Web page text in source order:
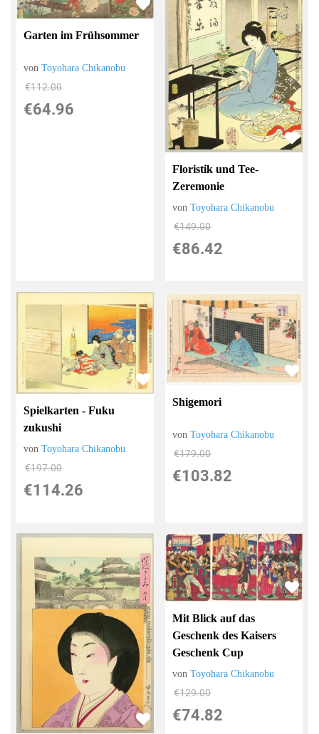
Garten im Frühsommer
vonToyohara Chikanobu
€112.00
€64.96
Floristik und Tee-
Zeremonie
vonToyohara Chikanobu
€149.00
€86.42
Spielkarten - Fuku
zukushi
vonToyohara Chikanobu
€197.00
€114.26
Shigemori
vonToyohara Chikanobu
€179.00
€103.82
Mit Blick auf das
Geschenk des Kaisers
Geschenk Cup
vonToyohara Chikanobu
€129.00
€74.82